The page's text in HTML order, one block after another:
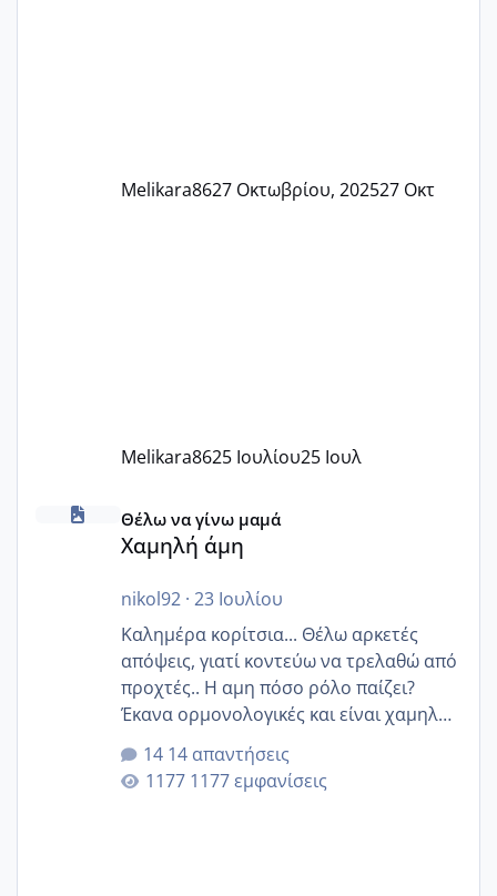
Melikara8627 Οκτωβρίου, 202527 Οκτ
Melikara8625 Ιουλίου25 Ιουλ
Χαμηλή άμη
Θέλω να γίνω μαμά
Χαμηλή άμη
nikol92· 23 Ιουλίου
Καλημέρα κορίτσια... Θέλω αρκετές
απόψεις, γιατί κοντεύω να τρελαθώ από
προχτές.. Η αμη πόσο ρόλο παίζει?
Έκανα ορμονολογικές και είναι χαμηλή
για την ηλικία μου.. Είχα ήδη μια
εγκυμοσύνη, που έπρεπε να τερματιστεί
στην 27η εβδομάδα και προσπαθώ 7
14 απαντήσεις
1177 εμφανίσεις